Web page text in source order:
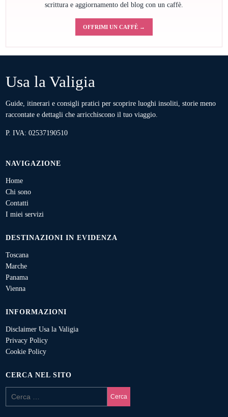
scrittura e aggiornamento del blog con un caffè.
OFFRIMI UN CAFFÈ →
Usa la Valigia
Guide, itinerari e consigli pratici per scoprire luoghi insoliti, storie meno
raccontate e dettagli che arricchiscono il tuo viaggio.
P. IVA: 02537190510
NAVIGAZIONE
Home
Chi sono
Contatti
I miei servizi
DESTINAZIONI IN EVIDENZA
Toscana
Marche
Panama
Vienna
INFORMAZIONI
Disclaimer Usa la Valigia
Privacy Policy
Cookie Policy
CERCA NEL SITO